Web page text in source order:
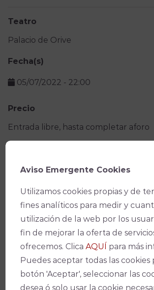
Teatro
Palacio de Orive
Fecha(s)
05/07/2022 - 22:00
Precio
Entrada libre, hasta completar aforo
Facebook
X WhatsApp
EmailCopy
Link
Espectáculos relacionados
No se ha encontrado un evento
Aviso Emergente Cookies
Utilizamos cookies propias y de
fines analíticos para medir y
utilización de la web por los
fin de mejorar la oferta de
ofrecemos. ClicaAQUÍ para más
Puedes aceptar todas las cookies
botón 'Aceptar', seleccionar las
desea ó solo usar la cookie